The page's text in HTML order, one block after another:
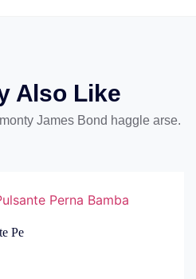
Also Like
James Bond haggle arse.
Pe